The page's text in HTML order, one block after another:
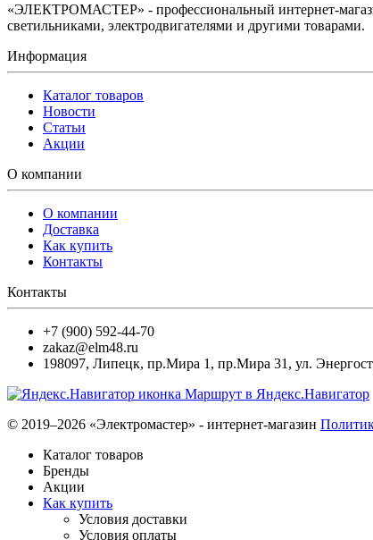
«ЭЛЕКТРОМАСТЕР» - профессиональный интернет-
светильниками, электродвигателями и другими товарами.
Информация
Каталог товаров
Новости
Статьи
Акции
О компании
О компании
Доставка
Как купить
Контакты
Контакты
+7 (900) 592-44-70
zakaz@elm48.ru
198097, Липецк, пр.Мира 1, пр.Мира 31, ул.
Маршрут в Яндекс.Навигатор
© 2019–2026 «Электромастер» - интернет-магазин
Каталог товаров
Бренды
Акции
Как купить
Условия доставки
Условия оплаты